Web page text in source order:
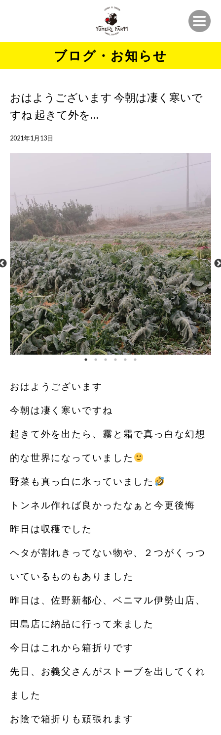
ブログ・お知らせ
おはようございます️ 今朝は凄く寒いで
すね️️️ 起きて外を…
2021年1月13日
おはようございます️
今朝は凄く寒いですね️️️
起きて外を出たら、霧と霜で真っ白な幻想
的な世界になっていました
野菜も真っ白に氷っていました
トンネル作れば良かったなぁと今更後悔
昨日は収穫でした
ヘタが割れきってない物や、２つがくっつ
いているものもありました
昨日は、佐野新都心、ベニマル伊勢山店、
田島店に納品に行って来ました
今日はこれから箱折りです
先日、お義父さんがストーブを出してくれ
ました️
お陰で箱折りも頑張れます